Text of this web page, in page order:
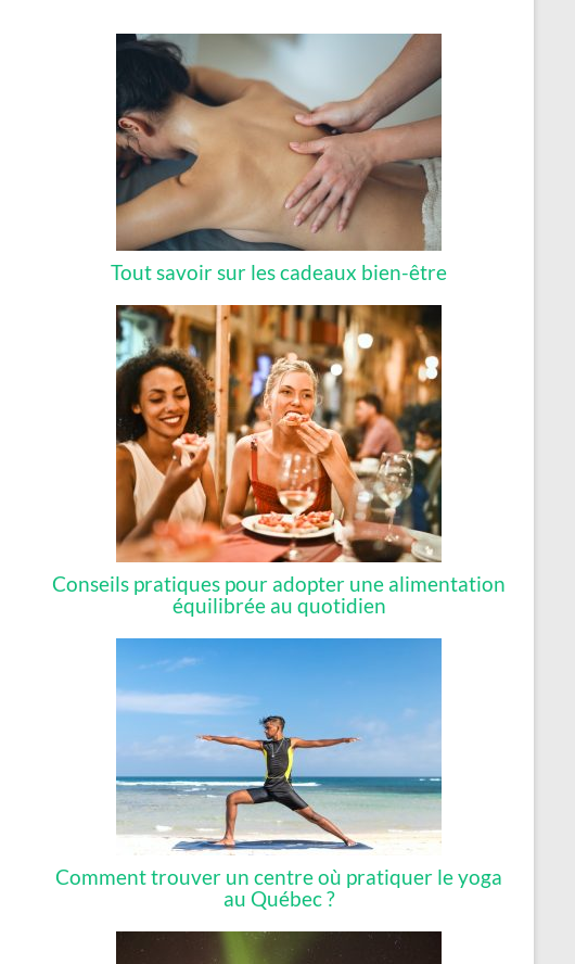
Tout savoir sur les cadeaux bien-être
Conseils pratiques pour adopter une alimentation
équilibrée au quotidien
Comment trouver un centre où pratiquer le yoga
au Québec ?